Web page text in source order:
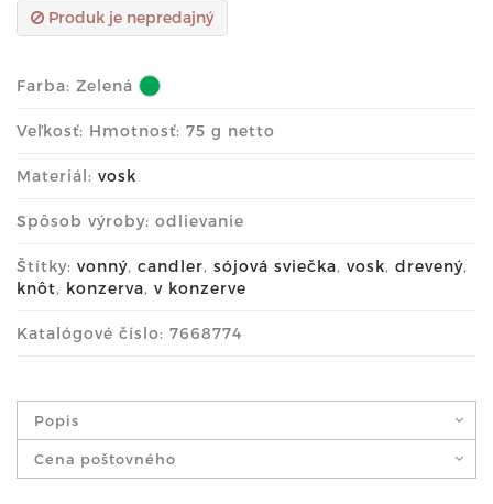
Produk je nepredajný
Farba: Zelená
Veľkosť: Hmotnosť: 75 g netto
Materiál: vosk
Spôsob výroby: odlievanie
Štítky: vonný, candler, sójová sviečka, vosk, drevený,
knôt, konzerva, v konzerve
Katalógové číslo: 7668774
Popis
Cena poštovného